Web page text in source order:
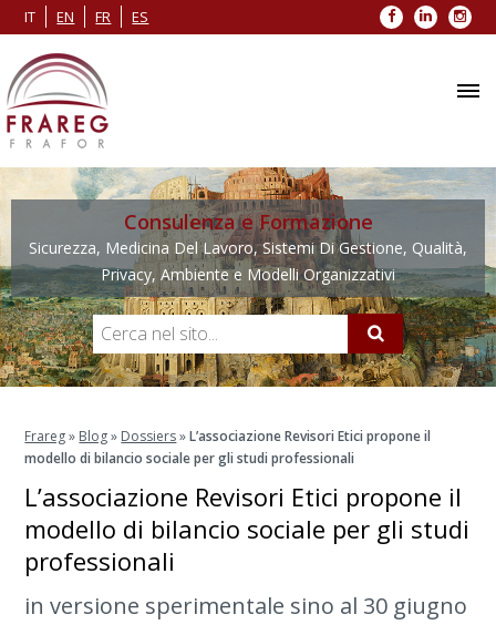
IT EN FR ES Facebook
LinkedIn
Consulenza e Formazione
Sicurezza, Medicina Del Lavoro, Sistemi Di Gestione, Qualità,
Privacy, Ambiente e Modelli Organizzativi
Frareg» Blog» Dossiers»L’associazione Revisori Etici propone il
modello di bilancio sociale per gli studi professionali
L’associazione Revisori Etici propone il
modello di bilancio sociale per gli studi
professionali
in versione sperimentale sino al 30 giugno